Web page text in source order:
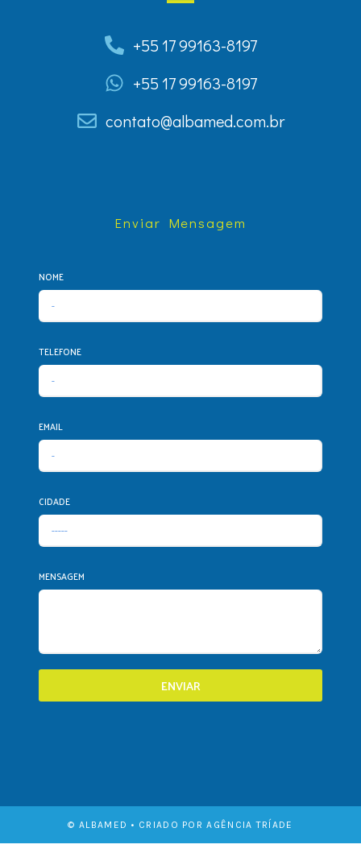
+55 17 99163-8197
+55 17 99163-8197
contato@albamed.com.br
Enviar Mensagem
NOME
TELEFONE
EMAIL
CIDADE
MENSAGEM
ENVIAR
© ALBAMED • CRIADO POR AGÊNCIA TRÍADE